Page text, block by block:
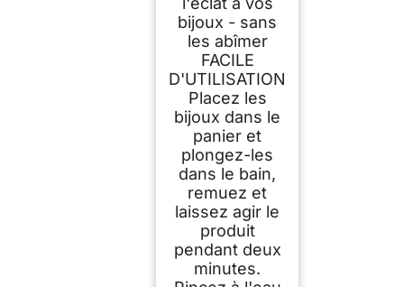
bijoux - sans
les abîmer
FACILE
D'UTILISATION
Placez les
bijoux dans le
panier et
plongez-les
dans le bain,
remuez et
laissez agir le
produit
pendant deux
minutes.